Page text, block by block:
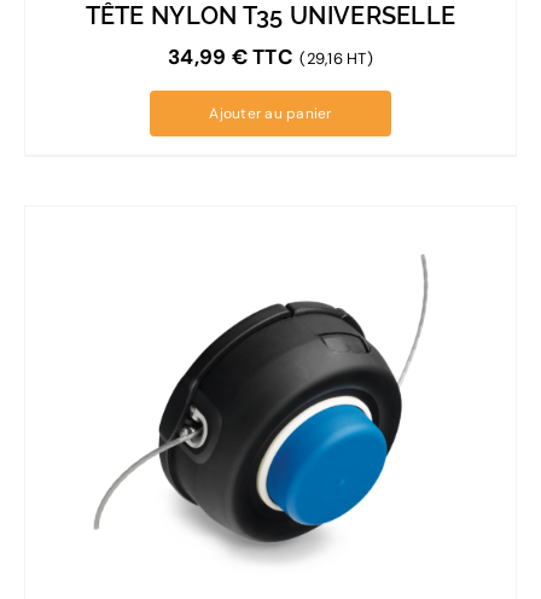
TÊTE NYLON T35 UNIVERSELLE
34,99 €TTC (29,16 HT)
Ajouter au panier